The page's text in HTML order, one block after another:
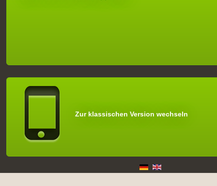
Zur klassischen Version wechseln